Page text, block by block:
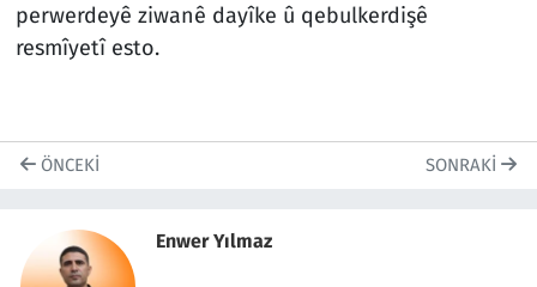
perwerdeyê ziwanê dayîke û qebulkerdişê
resmîyetî esto.
ÖNCEKI SONRAKI
Enwer Yılmaz